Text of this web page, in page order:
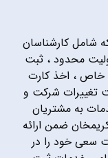
شامل کارشناسان
محدود ، ثبت
، اخذ کارت
تغییرات شرکت و
به مشتریان
ضمن ارائه
سعی خود را در